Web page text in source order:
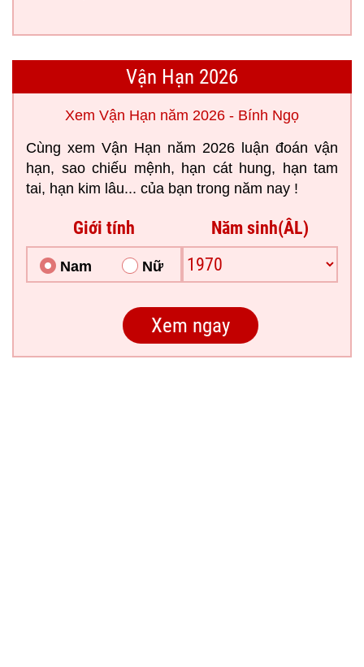
Vận Hạn 2026
Xem Vận Hạn năm 2026 - Bính Ngọ
Cùng xem Vận Hạn năm 2026 luận đoán vận
hạn, sao chiếu mệnh, hạn cát hung, hạn tam
tai, hạn kim lâu... của bạn trong năm nay !
Giới tính
Nam Nữ
Năm sinh(ÂL)